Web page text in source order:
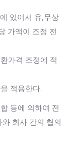
있어서 유,무상
가액이 조정 전
가격 조정에 적
적용한다.
등에 의하여 전
회사 간의 협의